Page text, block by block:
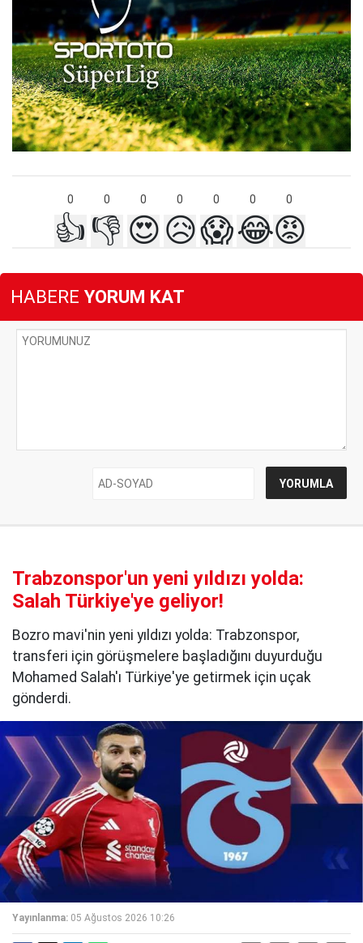
0 0 0 0 0 0 0
👍 👎 😍😥😱😂😡
HABERE YORUM KAT
Trabzonspor'un yeni yıldızı yolda:
Salah Türkiye'ye geliyor!
Bozro mavi'nin yeni yıldızı yolda: Trabzonspor,
transferi için görüşmelere başladığını duyurduğu
Mohamed Salah'ı Türkiye'ye getirmek için uçak
gönderdi.
Yayınlanma: 05 Ağustos 2026 10:26